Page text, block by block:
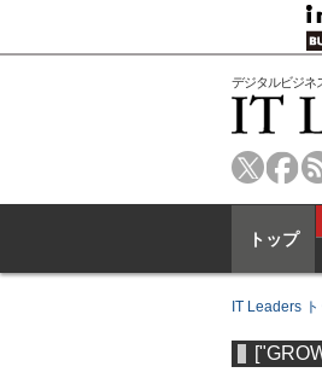
デジタルビジネ
トップ
IT Leaders